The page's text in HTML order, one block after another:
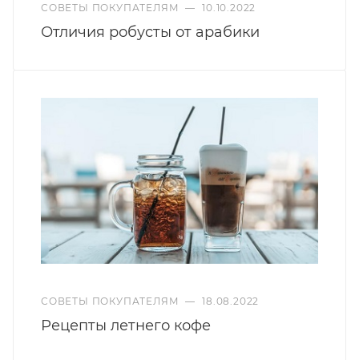
СОВЕТЫ ПОКУПАТЕЛЯМ — 10.10.2022
Отличия робусты от арабики
СОВЕТЫ ПОКУПАТЕЛЯМ — 18.08.2022
Рецепты летнего кофе